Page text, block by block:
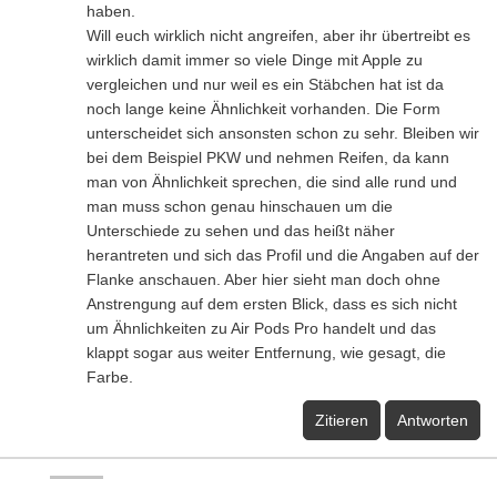
haben.
Will euch wirklich nicht angreifen, aber ihr übertreibt es
wirklich damit immer so viele Dinge mit Apple zu
vergleichen und nur weil es ein Stäbchen hat ist da
noch lange keine Ähnlichkeit vorhanden. Die Form
unterscheidet sich ansonsten schon zu sehr. Bleiben wir
bei dem Beispiel PKW und nehmen Reifen, da kann
man von Ähnlichkeit sprechen, die sind alle rund und
man muss schon genau hinschauen um die
Unterschiede zu sehen und das heißt näher
herantreten und sich das Profil und die Angaben auf der
Flanke anschauen. Aber hier sieht man doch ohne
Anstrengung auf dem ersten Blick, dass es sich nicht
um Ähnlichkeiten zu Air Pods Pro handelt und das
klappt sogar aus weiter Entfernung, wie gesagt, die
Farbe.
Zitieren Antworten